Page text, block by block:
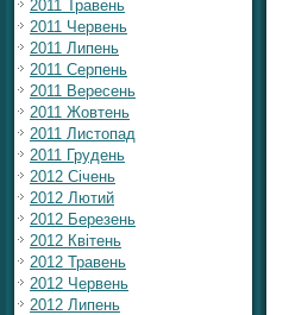
2011 Травень
2011 Червень
2011 Липень
2011 Серпень
2011 Вересень
2011 Жовтень
2011 Листопад
2011 Грудень
2012 Січень
2012 Лютий
2012 Березень
2012 Квітень
2012 Травень
2012 Червень
2012 Липень